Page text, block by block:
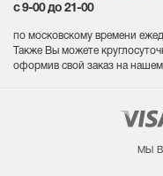
с 9-00 до 21-00
по московскому времени
Также Вы можете
оформив свой заказ на нашем
мы